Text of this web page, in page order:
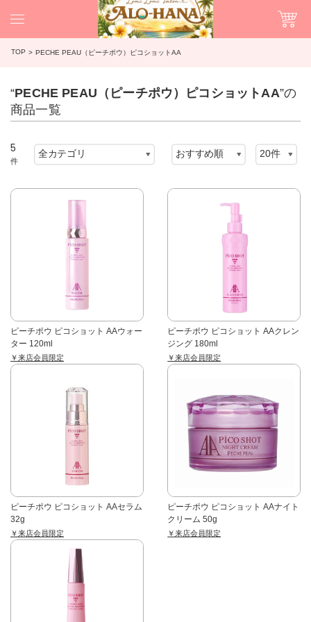
TOP PECHE PEAU（ピーチポウ）ピコショットAA
“PECHE PEAU（ピーチポウ）ピコショットAA”の
商品一覧
5
件
ピーチポウ ピコショット AAウォー
ター 120ml
￥来店会員限定
ピーチポウ ピコショット AAクレン
ジング 180ml
￥来店会員限定
ピーチポウ ピコショット AAセラム
32g
￥来店会員限定
ピーチポウ ピコショット AAナイト
クリーム 50g
￥来店会員限定